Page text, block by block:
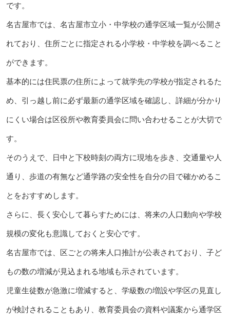
です。
名古屋市では、名古屋市立小・中学校の通学区域一覧が公開さ
れており、住所ごとに指定される小学校・中学校を調べること
ができます。
基本的には住民票の住所によって就学先の学校が指定されるた
め、引っ越し前に必ず最新の通学区域を確認し、詳細が分かり
にくい場合は区役所や教育委員会に問い合わせることが大切で
す。
そのうえで、日中と下校時刻の両方に現地を歩き、交通量や人
通り、歩道の有無など通学路の安全性を自分の目で確かめるこ
とをおすすめします。
さらに、長く安心して暮らすためには、将来の人口動向や学校
規模の変化も意識しておくと安心です。
名古屋市では、区ごとの将来人口推計が公表されており、子ど
もの数の増減が見込まれる地域も示されています。
児童生徒数が急激に増減すると、学級数の増設や学区の見直し
が検討されることもあり、教育委員会の資料や議案から通学区